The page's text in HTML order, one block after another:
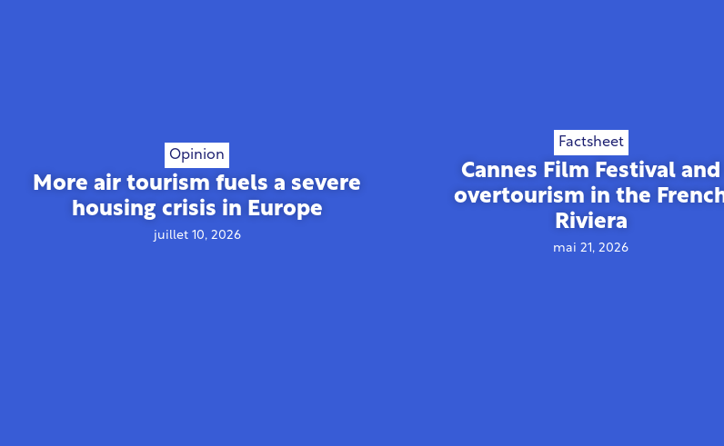
Opinion
More air tourism fuels a severe
housing crisis in Europe
juillet 10, 2026
Factsheet
Cannes Film Festival and
overtourism in the
Riviera
mai 21, 2026